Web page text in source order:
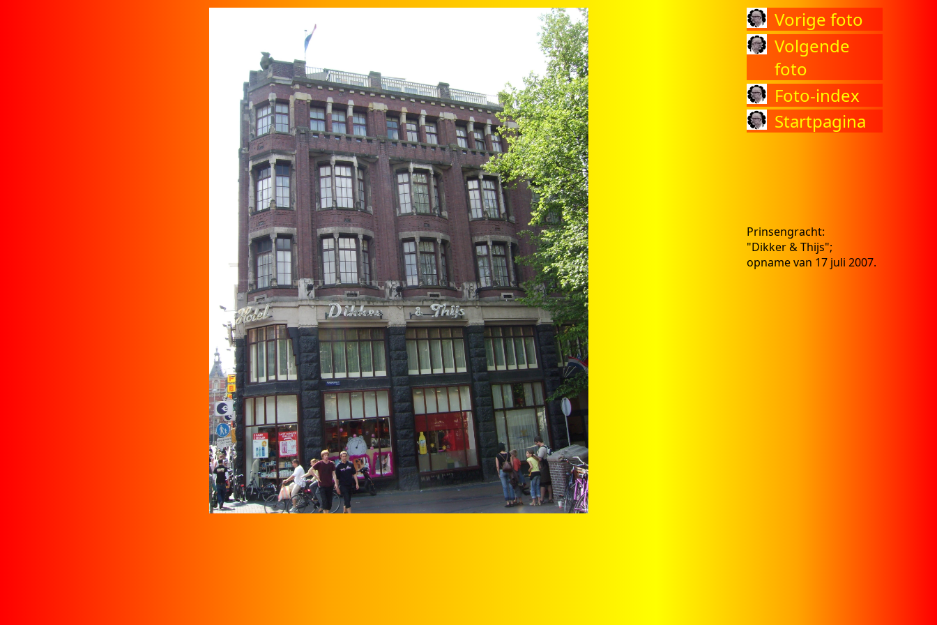
Vorige foto
Volgende
foto
Foto-index
Startpagina
Prinsengracht:
"Dikker & Thijs";
opname van 17 juli 2007.